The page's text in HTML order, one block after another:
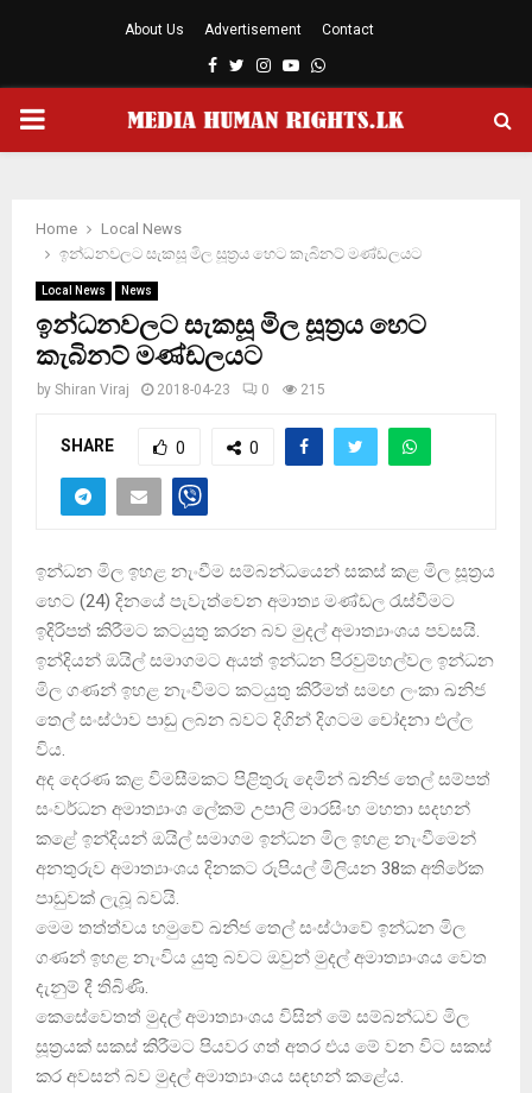
About Us Advertisement Contact
Facebook
TwitterInstagram
YoutubeWhatsapp
PRIMARY
Home
Local News
ඉන්ධනවලට සැකසූ මිල සූත්‍රය හෙට කැබිනට් මණ්ඩලයට
Local News News
ඉන්ධනවලට සැකසූ මිල සූත්‍රය හෙට
කැබිනට් මණ්ඩලයට
by Shiran Viraj 2018-04-23 0 215
SHARE 0 0
ඉන්ධන මිල ඉහළ නැංවීම සම්බන්ධයෙන් සකස් කළ මිල සූත්‍රය
හෙට (24) දිනයේ පැවැත්වෙන අමාත්‍ය මණ්ඩල රැස්වීමට
ඉදිරිපත් කිරීමට කටයුතු කරන බව මුදල් අමාත්‍යාංශය පවසයි.
ඉන්දියන් ඔයිල් සමාගමට අයත් ඉන්ධන පිරවුම්හල්වල ඉන්ධන
මිල ගණන් ඉහළ නැංවීමට කටයුතු කිරීමත් සමඟ ලංකා ඛනිජ
තෙල් සංස්ථාව පාඩු ලබන බවට දිගින් දිගටම චෝදනා එල්ල
විය.
අද දෙරණ කළ විමසීමකට පිළිතුරු දෙමින් ඛනිජ තෙල් සම්පත්
සංවර්ධන අමාත්‍යාංශ ලේකම් උපාලි මාරසිංහ මහතා සදහන්
කළේ ඉන්දියන් ඔයිල් සමාගම ඉන්ධන මිල ඉහළ නැංවීමෙන්
අනතුරුව අමාත්‍යාංශය දිනකට රුපියල් මිලියන 38ක අතිරේක
පාඩුවක් ලැබූ බවයි.
මෙම තත්ත්වය හමුවේ ඛනිජ තෙල් සංස්ථාවේ ඉන්ධන මිල
ගණන් ඉහළ නැංවිය යුතු බවට ඔවුන් මුදල් අමාත්‍යාංශය වෙත
දැනුම් දී තිබිණි.
කෙසේවෙතත් මුදල් අමාත්‍යාංශය විසින් මේ සම්බන්ධව මිල
සූත්‍රයක් සකස් කිරීමට පියවර ගත් අතර එය මේ වන විට සකස්
කර අවසන් බව මුදල් අමාත්‍යාංශය සඳහන් කළේය.